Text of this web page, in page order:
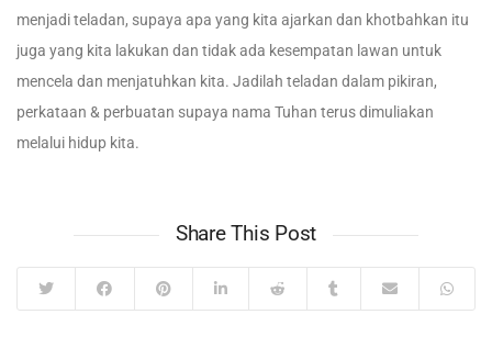
menjadi teladan, supaya apa yang kita ajarkan dan khotbahkan itu
juga yang kita lakukan dan tidak ada kesempatan lawan untuk
mencela dan menjatuhkan kita. Jadilah teladan dalam pikiran,
perkataan & perbuatan supaya nama Tuhan terus dimuliakan
melalui hidup kita.
Share This Post